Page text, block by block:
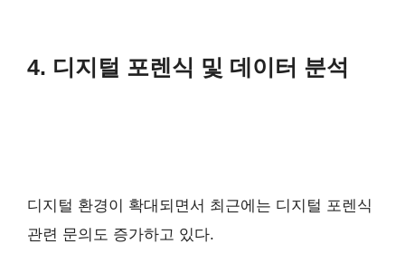
4. 디지털 포렌식 및 데이터 분석
디지털 환경이 확대되면서 최근에는 디지털 포렌식
관련 문의도 증가하고 있다.